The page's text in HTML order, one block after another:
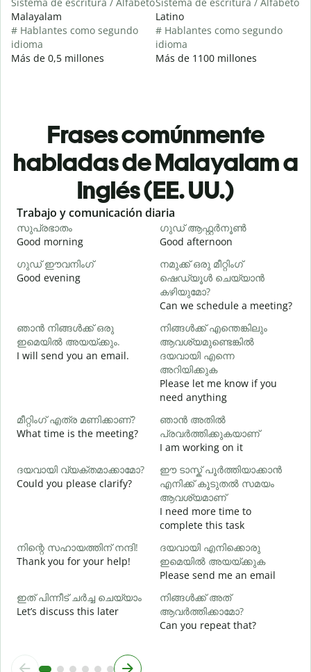
Malayalam
# Hablantes como segundo
idioma
Más de 0,5 millones
Latino
# Hablantes como segundo
idioma
Más de 1100 millones
Frases comúnmente
habladas de Malayalam a
Inglés (EE. UU.)
Slide 1 of 6
Trabajo y comunicación diaria
സുപ്രഭാതം
Good morning
ഗുഡ് ആഫ്റ്റർനൂൺ
Good afternoon
ഗുഡ് ഈവനിംഗ്
Good evening
നമുക്ക് ഒരു മീറ്റിംഗ്
ഷെഡ്യൂൾ ചെയ്യാൻ
കഴിയുമോ?
Can we schedule a meeting?
ഞാൻ നിങ്ങൾക്ക് ഒരു
ഇമെയിൽ അയയ്ക്കും.
I will send you an email.
നിങ്ങൾക്ക് എന്തെങ്കിലും
ആവശ്യമുണ്ടെങ്കിൽ
ദയവായി എന്നെ
അറിയിക്കുക
Please let me know if you
need anything
മീറ്റിംഗ് എത്ര മണിക്കാണ്?
What time is the meeting?
ഞാൻ അതിൽ
പ്രവർത്തിക്കുകയാണ്
I am working on it
ദയവായി വ്യക്തമാക്കാമോ?
Could you please clarify?
ഈ ടാസ്ക് പൂർത്തിയാക്കാൻ
എനിക്ക് കൂടുതൽ സമയം
ആവശ്യമാണ്
I need more time to
complete this task
നിന്റെ സഹായത്തിന് നന്ദി!
Thank you for your help!
ദയവായി എനിക്കൊരു
ഇമെയിൽ അയയ്ക്കുക
Please send me an email
ഇത് പിന്നീട് ചർച്ച ചെയ്യാം
Let’s discuss this later
നിങ്ങൾക്ക് അത്
ആവർത്തിക്കാമോ?
Can you repeat that?